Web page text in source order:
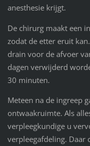
anesthesie krijgt.
De chirurg maakt een
zodat de etter eruit
drain voor de afvoer
dagen verwijderd
30 minuten.
Meteen na de ingreep
ontwaakruimte. Als
verpleegkundige u
verpleegafdeling. Daar